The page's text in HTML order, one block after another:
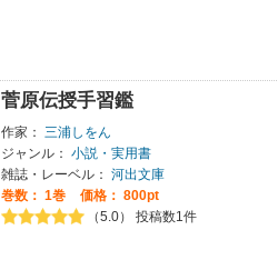
菅原伝授手習鑑
作家： 三浦しをん
ジャンル： 小説・実用書
雑誌・レーベル： 河出文庫
巻数： 1巻
価格： 800pt
（5.0） 投稿数1件